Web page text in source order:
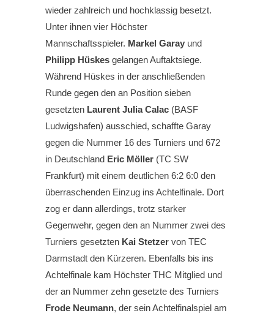
wieder zahlreich und hochklassig besetzt.
Unter ihnen vier Höchster
Mannschaftsspieler. Markel Garay und
Philipp Hüskes gelangen Auftaktsiege.
Während Hüskes in der anschließenden
Runde gegen den an Position sieben
gesetzten Laurent Julia Calac (BASF
Ludwigshafen) ausschied, schaffte Garay
gegen die Nummer 16 des Turniers und 672
in Deutschland Eric Möller (TC SW
Frankfurt) mit einem deutlichen 6:2 6:0 den
überraschenden Einzug ins Achtelfinale. Dort
zog er dann allerdings, trotz starker
Gegenwehr, gegen den an Nummer zwei des
Turniers gesetzten Kai Stetzer von TEC
Darmstadt den Kürzeren. Ebenfalls bis ins
Achtelfinale kam Höchster THC Mitglied und
der an Nummer zehn gesetzte des Turniers
Frode Neumann, der sein Achtelfinalspiel am